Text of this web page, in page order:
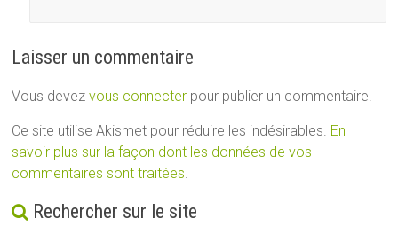
Laisser un commentaire
Vous devezvous connecter pour publier un commentaire.
Ce site utilise Akismet pour réduire les indésirables. En
savoir plus sur la façon dont les données de vos
commentaires sont traitées
Rechercher sur le site